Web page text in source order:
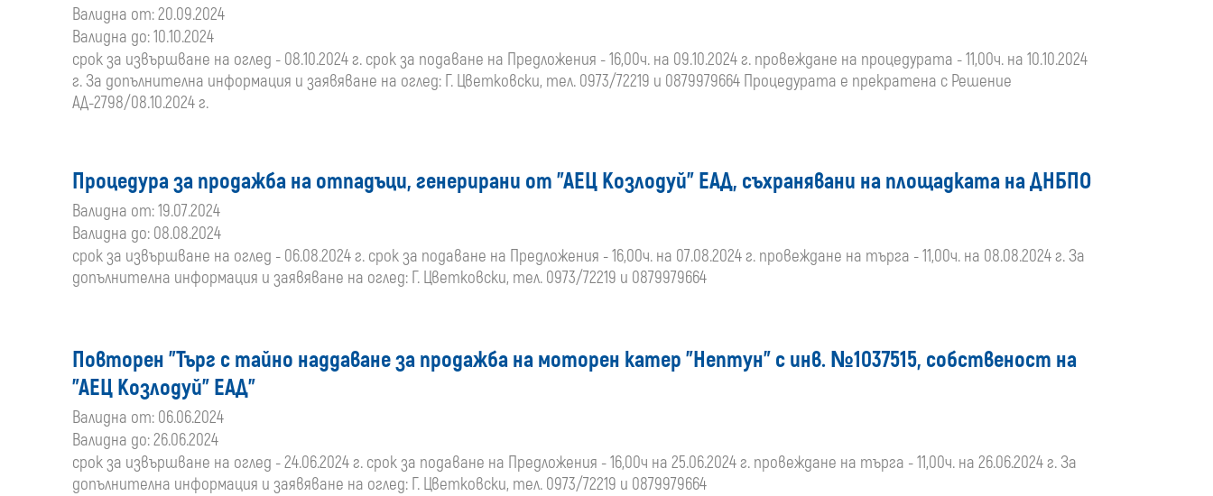
Валидна от: 20.09.2024
Валидна до: 10.10.2024
срок за извършване на оглед - 08.10.2024 г. срок за подаване на Предложения - 16,00ч. на 09.10.2024 г. провеждане на процедурата - 11,00ч. на 10.10.2024
г. За допълнителна информация и заявяване на оглед: Г. Цветковски, тел. 0973/72219 и 0879979664 Процедурата е прекратена с Решение
АД-2798/08.10.2024 г.
Процедура за продажба на отпадъци, генерирани от "АЕЦ Козлодуй" ЕАД, съхранявани на площадката на ДНБПО
Валидна от: 19.07.2024
Валидна до: 08.08.2024
срок за извършване на оглед - 06.08.2024 г. срок за подаване на Предложения - 16,00ч. на 07.08.2024 г. провеждане на търга - 11,00ч. на 08.08.2024 г. За
допълнителна информация и заявяване на оглед: Г. Цветковски, тел. 0973/72219 и 0879979664
Повторен "Търг с тайно наддаване за продажба на моторен катер "Нептун" с инв. №1037515, собственост на
"АЕЦ Козлодуй" ЕАД"
Валидна от: 06.06.2024
Валидна до: 26.06.2024
срок за извършване на оглед - 24.06.2024 г. срок за подаване на Предложения - 16,00ч на 25.06.2024 г. провеждане на търга - 11,00ч. на 26.06.2024 г. За
допълнителна информация и заявяване на оглед: Г. Цветковски, тел. 0973/72219 и 0879979664